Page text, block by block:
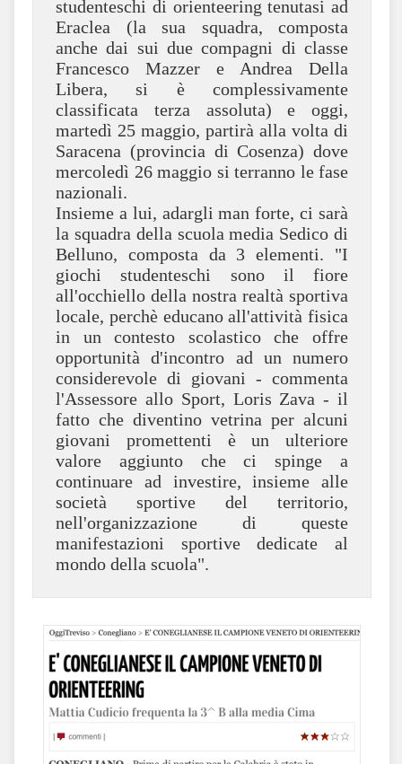
studenteschi di orienteering tenutasi ad
Eraclea (la sua squadra, composta
anche dai sui due compagni di classe
Francesco Mazzer e Andrea Della
Libera, si è complessivamente
classificata terza assoluta) e oggi,
martedì 25 maggio, partirà alla volta di
Saracena (provincia di Cosenza) dove
mercoledì 26 maggio si terranno le fase
nazionali.
Insieme a lui, adargli man forte, ci sarà
la squadra della scuola media Sedico di
Belluno, composta da 3 elementi. "I
giochi studenteschi sono il fiore
all'occhiello della nostra realtà sportiva
locale, perchè educano all'attività fisica
in un contesto scolastico che offre
opportunità d'incontro ad un numero
considerevole di giovani - commenta
l'Assessore allo Sport, Loris Zava - il
fatto che diventino vetrina per alcuni
giovani promettenti è un ulteriore
valore aggiunto che ci spinge a
continuare ad investire, insieme alle
società sportive del territorio,
nell'organizzazione di queste
manifestazioni sportive dedicate al
mondo della scuola".